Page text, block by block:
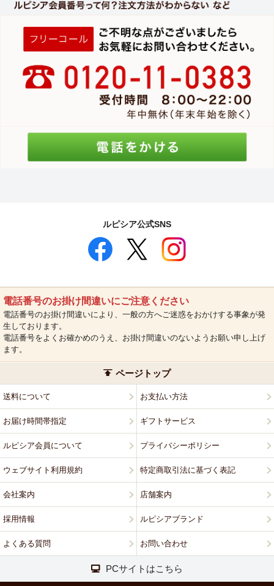
ルピシア公式SNS
電話番号のお掛け間違いにご注意ください
電話番号のお掛け間違いにより、一般の方へご迷惑をおかけする事象が発
生しております。
電話番号をよくお確かめのうえ、お掛け間違いのないようお願い申し上げ
ます。
ページトップ
送料について お支払い方法
お届け時間帯指定 ギフトサービス
ルピシア会員について プライバシーポリシー
ウェブサイト利用規約 特定商取引法に基づく表記
会社案内 店舗案内
採用情報 ルピシアブランド
よくある質問 お問い合わせ
PCサイトはこちら